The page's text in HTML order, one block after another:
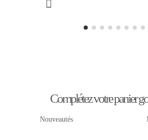
Complétez votre panier
Nouveautés